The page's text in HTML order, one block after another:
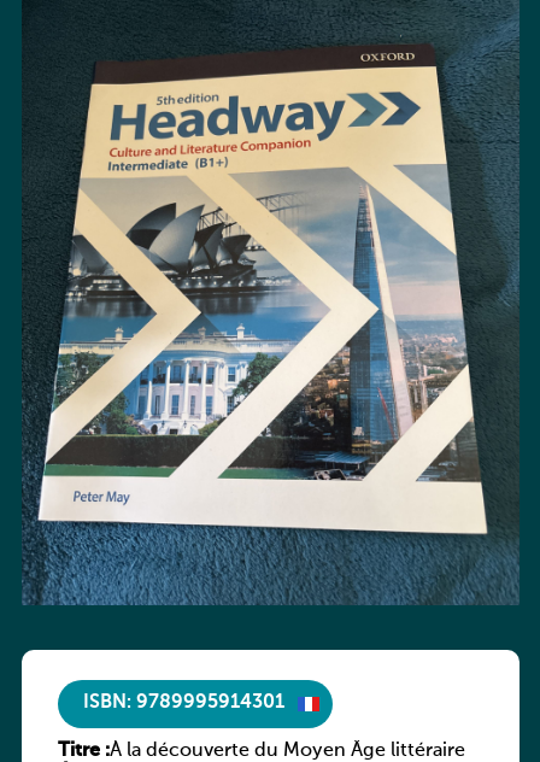
ISBN: 9789995914301
Titre :À la découverte du Moyen Âge littéraire